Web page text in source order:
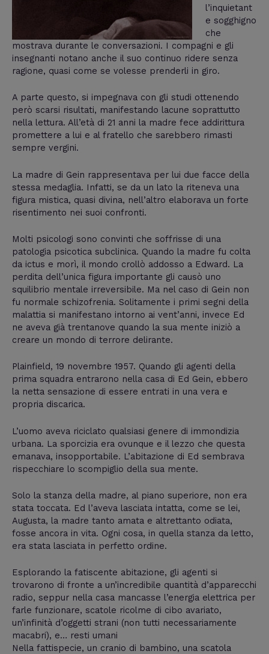
l’inquietant
e sogghigno
che
mostrava durante le conversazioni. I compagni e gli
insegnanti notano anche il suo continuo ridere senza
ragione, quasi come se volesse prenderli in giro.
A parte questo, si impegnava con gli studi ottenendo
però scarsi risultati, manifestando lacune soprattutto
nella lettura. All’età di 21 anni la madre fece addirittura
promettere a lui e al fratello che sarebbero rimasti
sempre vergini.
La madre di Gein rappresentava per lui due facce della
stessa medaglia. Infatti, se da un lato la riteneva una
figura mistica, quasi divina, nell’altro elaborava un forte
risentimento nei suoi confronti.
Molti psicologi sono convinti che soffrisse di una
patologia psicotica subclinica. Quando la madre fu colta
da ictus e morì, il mondo crollò addosso a Edward. La
perdita dell’unica figura importante gli causò uno
squilibrio mentale irreversibile. Ma nel caso di Gein non
fu normale schizofrenia. Solitamente i primi segni della
malattia si manifestano intorno ai vent’anni, invece Ed
ne aveva già trentanove quando la sua mente iniziò a
creare un mondo di terrore delirante.
Plainfield, 19 novembre 1957. Quando gli agenti della
prima squadra entrarono nella casa di Ed Gein, ebbero
la netta sensazione di essere entrati in una vera e
propria discarica.
L’uomo aveva riciclato qualsiasi genere di immondizia
urbana. La sporcizia era ovunque e il lezzo che questa
emanava, insopportabile. L’abitazione di Ed sembrava
rispecchiare lo scompiglio della sua mente.
Solo la stanza della madre, al piano superiore, non era
stata toccata. Ed l’aveva lasciata intatta, come se lei,
Augusta, la madre tanto amata e altrettanto odiata,
fosse ancora in vita. Ogni cosa, in quella stanza da letto,
era stata lasciata in perfetto ordine.
Esplorando la fatiscente abitazione, gli agenti si
trovarono di fronte a un’incredibile quantità d’apparecchi
radio, seppur nella casa mancasse l’energia elettrica per
farle funzionare, scatole ricolme di cibo avariato,
un’infinità d’oggetti strani (non tutti necessariamente
macabri), e… resti umani
Nella fattispecie, un cranio di bambino, una scatola